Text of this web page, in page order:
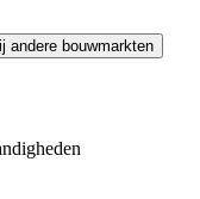
andere bouwmarkten